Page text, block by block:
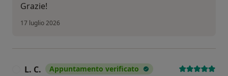
Grazie!
17 luglio 2026
L. C. Appuntamento verificato